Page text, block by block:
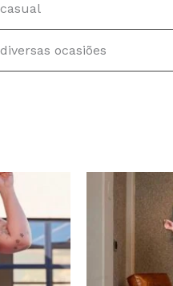
casual
diversas ocasiões